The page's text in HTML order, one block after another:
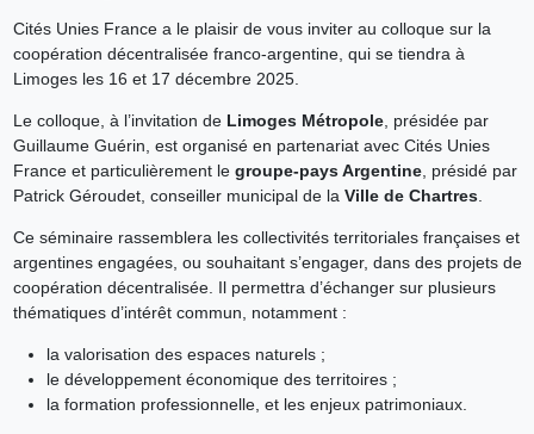
Cités Unies France a le plaisir de vous inviter au colloque sur la
coopération décentralisée franco-argentine, qui se tiendra à
Limoges les 16 et 17 décembre 2025.
Le colloque, à l’invitation de Limoges Métropole, présidée par
Guillaume Guérin, est organisé en partenariat avec Cités Unies
France et particulièrement le groupe-pays Argentine, présidé par
Patrick Géroudet, conseiller municipal de la Ville de Chartres.
Ce séminaire rassemblera les collectivités territoriales françaises et
argentines engagées, ou souhaitant s’engager, dans des projets de
coopération décentralisée. Il permettra d’échanger sur plusieurs
thématiques d’intérêt commun, notamment :
la valorisation des espaces naturels ;
le développement économique des territoires ;
la formation professionnelle, et les enjeux patrimoniaux.